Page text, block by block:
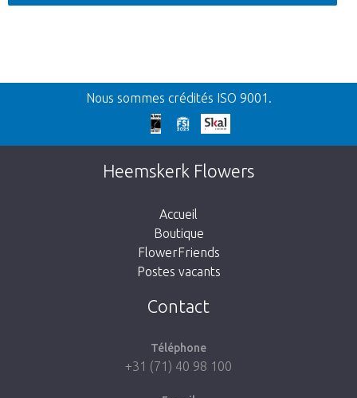
Retour
Nos excuses
Cette page n’existe pas. Cliquez sur le lien
suivant pour retourner à la boutique.
Nous sommes crédités ISO 9001.
Heemskerk Flowers
Accueil
Boutique
FlowerFriends
Postes vacants
Contact
Téléphone
+31 (71) 40 98 100